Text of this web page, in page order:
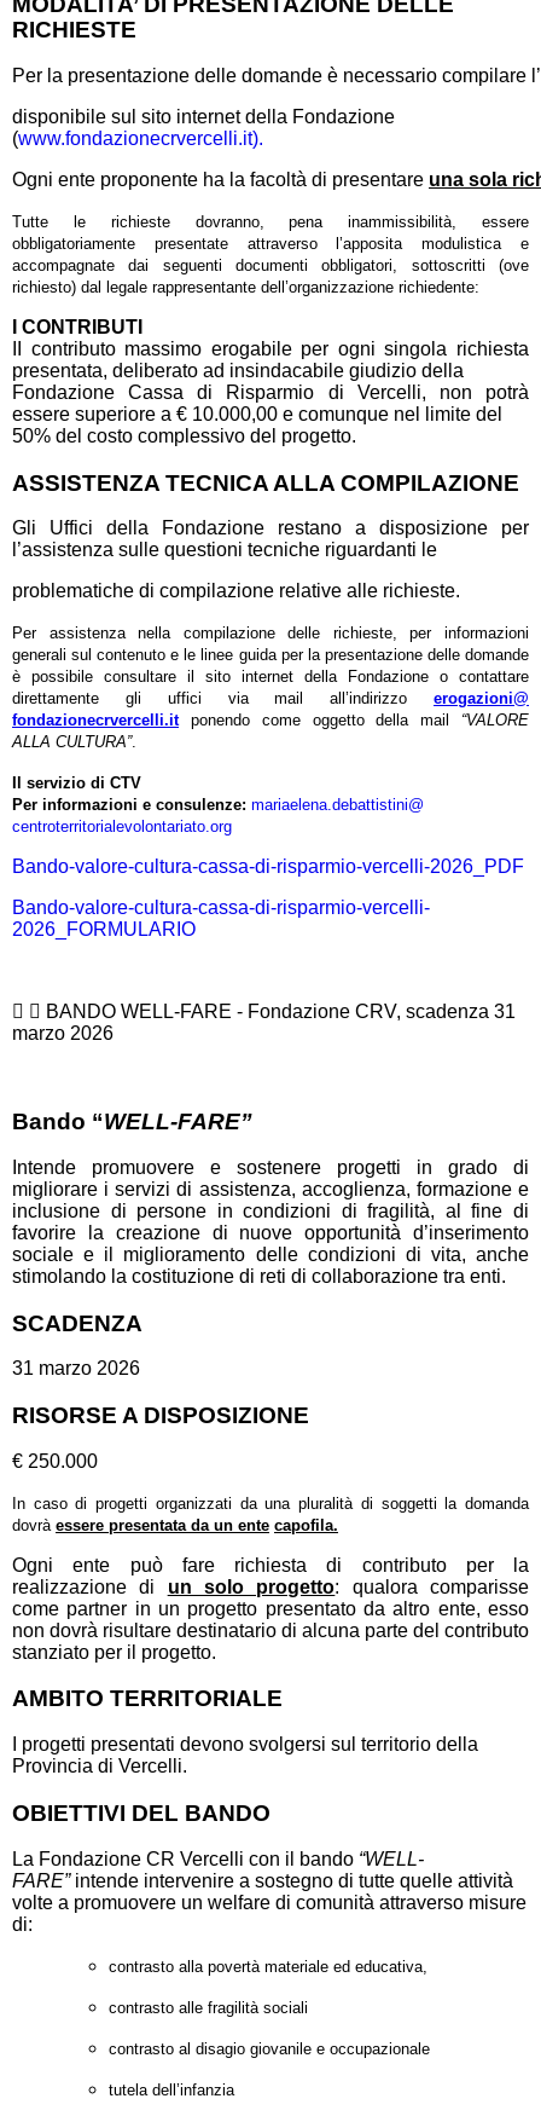
RICHIESTE
Per la presentazione delle domande è necessario compilare
disponibile sul sito internet della Fondazione
(www.fondazionecrvercelli.it).
Ogni ente proponente ha la facoltà di presentare una sola
Tutte le richieste dovranno, pena inammissibilità, essere
obbligatoriamente presentate attraverso l’apposita modulistica e
accompagnate dai seguenti documenti obbligatori, sottoscritti (ove
richiesto) dal legale rappresentante dell’organizzazione richiedente:
I CONTRIBUTI
II contributo massimo erogabile per ogni singola richiesta
presentata, deliberato ad insindacabile giudizio della
Fondazione Cassa di Risparmio di Vercelli, non potrà
essere superiore a € 10.000,00 e comunque nel limite del
50% del costo complessivo del progetto.
ASSISTENZA TECNICA ALLA COMPILAZIONE
Gli Uffici della Fondazione restano a disposizione per
l’assistenza sulle questioni tecniche riguardanti le
problematiche di compilazione relative alle richieste.
Per assistenza nella compilazione delle richieste, per informazioni
generali sul contenuto e le linee guida per la presentazione delle domande
è possibile consultare il sito internet della Fondazione o contattare
direttamente gli uffici via mail all’indirizzo erogazioni@
fondazionecrvercelli.it
ponendo come oggetto della mail “VALORE
ALLA CULTURA”.
Il servizio di CTV
Per informazioni e consulenze: mariaelena.debattistini@
centroterritorialevolontariato.org
Bando-valore-cultura-cassa-di-risparmio-vercelli-2026_PDF
Bando-valore-cultura-cassa-di-risparmio-vercelli-
2026_FORMULARIO
BANDO WELL-FARE - Fondazione CRV, scadenza 31
marzo 2026
Bando “WELL-FARE”
Intende promuovere e sostenere progetti in grado di
migliorare i servizi di assistenza, accoglienza, formazione e
inclusione di persone in condizioni di fragilità, al fine di
favorire la creazione di nuove opportunità d’inserimento
sociale e il miglioramento delle condizioni di vita, anche
stimolando la costituzione di reti di collaborazione tra enti.
SCADENZA
31 marzo 2026
RISORSE A DISPOSIZIONE
€ 250.000
In caso di progetti organizzati da una pluralità di soggetti la domanda
dovrà essere presentata da un ente capofila.
Ogni ente può fare richiesta di contributo per la
realizzazione di un solo progetto: qualora comparisse
come partner in un progetto presentato da altro ente, esso
non dovrà risultare destinatario di alcuna parte del contributo
stanziato per il progetto.
AMBITO TERRITORIALE
I progetti presentati devono svolgersi sul territorio della
Provincia di Vercelli.
OBIETTIVI DEL BANDO
La Fondazione CR Vercelli con il bando “WELL-
FARE” intende intervenire a sostegno di tutte quelle attività
volte a promuovere un welfare di comunità attraverso misure
di:
contrasto alla povertà materiale ed educativa,
contrasto alle fragilità sociali
contrasto al disagio giovanile e occupazionale
tutela dell’infanzia